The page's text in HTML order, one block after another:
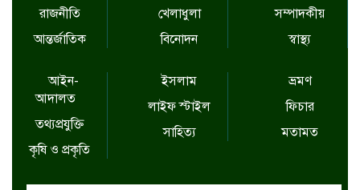
রাজনীতি
আন্তর্জাতিক
খেলাধুলা
বিনোদন
সম্পাদকীয়
স্বাস্থ্য
আইন-
আদালত
তথ্যপ্রযুক্তি
কৃষি ও প্রকৃতি
ইসলাম
লাইফ স্টাইল
সাহিত্য
ভ্রমণ
ফিচার
মতামত